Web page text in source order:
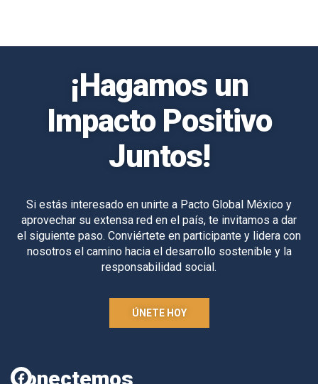
¡Hagamos un
Impacto Positivo
Juntos!
Si estás interesado en unirte a Pacto Global México y
aprovechar su extensa red en el país, te invitamos a dar
el siguiente paso. Conviértete en participante y lidera con
nosotros el camino hacia el desarrollo sostenible y la
responsabilidad social.
ÚNETE HOY
Conectemos